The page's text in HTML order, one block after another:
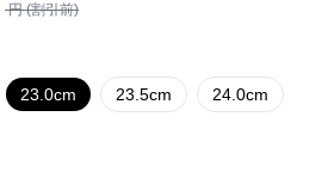
円 (割引前)
23.0cm 23.5cm 24.0cm